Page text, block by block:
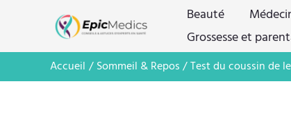
contenu
Beauté
Grossesse et
Accueil Sommeil & Repos Test du coussin de